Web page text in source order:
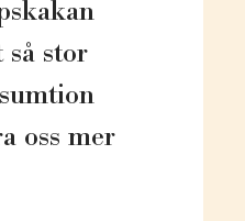
stor
oss mer